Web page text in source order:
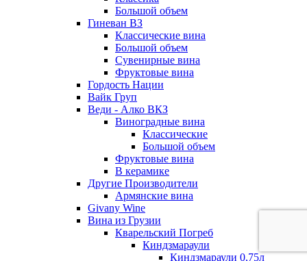
Большой объем
Гиневан ВЗ
Классические вина
Большой объем
Сувенирные вина
Фруктовые вина
Гордость Нации
Вайк Груп
Веди - Алко ВКЗ
Виноградные вина
Классические
Большой объем
Фруктовые вина
В керамике
Другие Производители
Армянские вина
Givany Wine
Вина из Грузии
Кварельский Погреб
Киндзмараули
Киндзмараули 0,75л